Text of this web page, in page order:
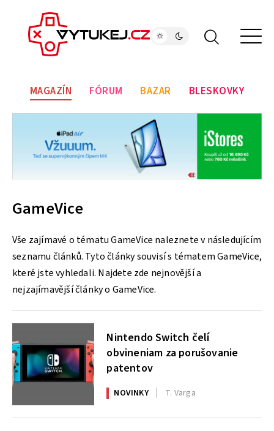
MAGAZÍN FÓRUM BAZAR BLESKOVKY
GameVice
Vše zajímavé o tématu GameVice naleznete v následujícím
seznamu článků. Tyto články souvisí s tématem GameVice,
které jste vyhledali. Najdete zde nejnovější a
nejzajímavější články o GameVice.
Nintendo Switch čelí
obvineniam za porušovanie
patentov
NOVINKY T. Varga